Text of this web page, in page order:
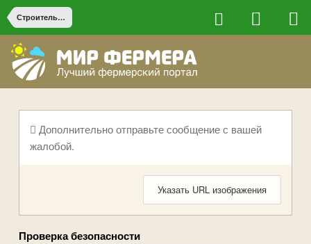
Строительство на ферме
Дополнительно отправьте сообщение с вашей
жалобой.
Указать URL изображения
Проверка безопасности